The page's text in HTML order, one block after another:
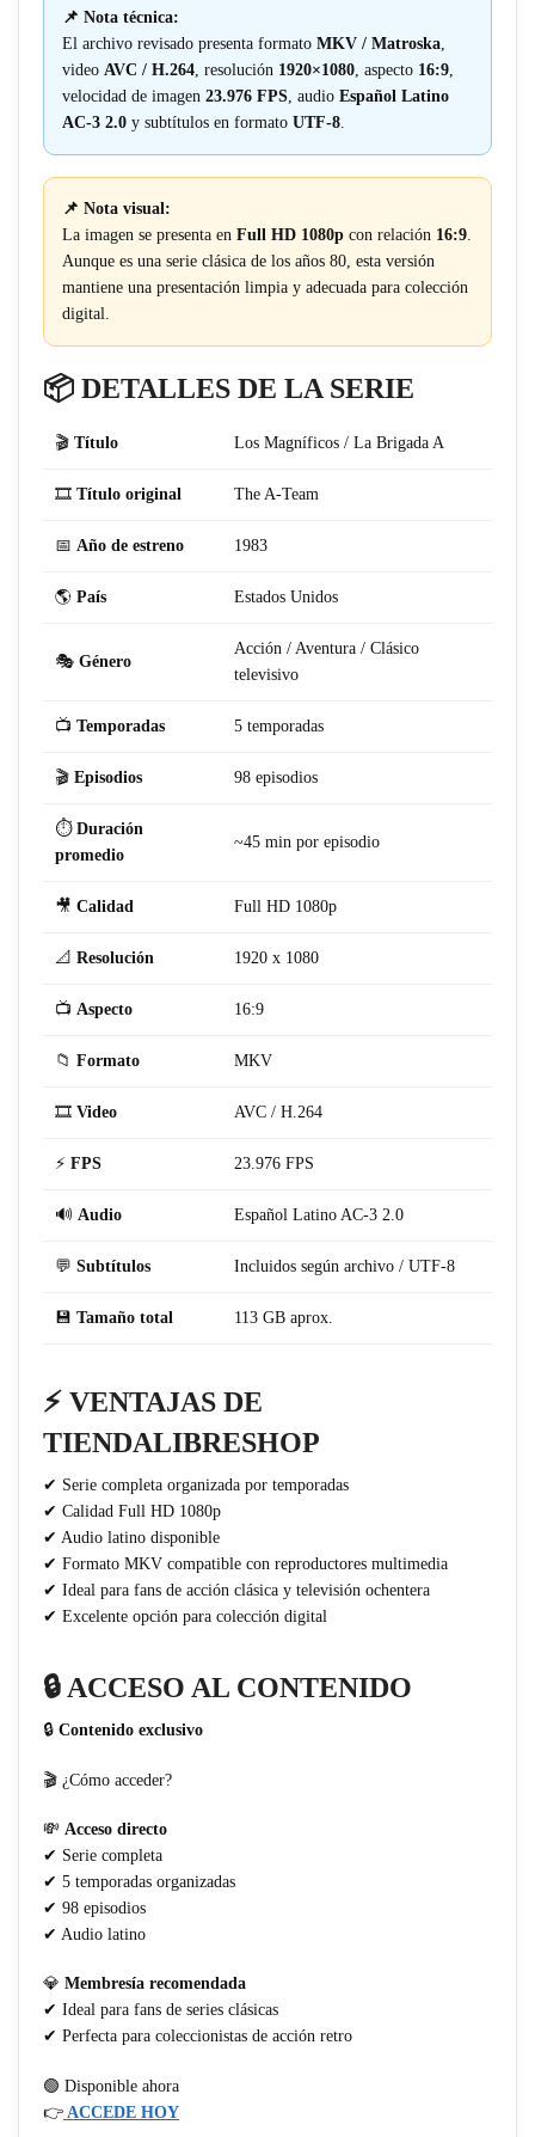
📌 Nota técnica:
El archivo revisado presenta formato MKV / Matroska,
video AVC / H.264, resolución 1920×1080, aspecto 16:9,
velocidad de imagen 23.976 FPS, audio Español Latino
AC-3 2.0 y subtítulos en formato UTF-8.
📌 Nota visual:
La imagen se presenta en Full HD 1080p con relación 16:9.
Aunque es una serie clásica de los años 80, esta versión
mantiene una presentación limpia y adecuada para colección
digital.
📦 DETALLES DE LA SERIE
🎬 Título Los Magníficos / La Brigada A
🎞️ Título original The A-Team
📅 Año de estreno 1983
🌎 País Estados Unidos
🎭 Género
Acción / Aventura / Clásico
televisivo
📺 Temporadas 5 temporadas
🎬 Episodios 98 episodios
⏱️ Duración
promedio
~45 min por episodio
🎥 Calidad Full HD 1080p
📐 Resolución 1920 x 1080
📺 Aspecto 16:9
📁 Formato MKV
🎞️ Video AVC / H.264
⚡ FPS 23.976 FPS
🔊 Audio Español Latino AC-3 2.0
💬 Subtítulos Incluidos según archivo / UTF-8
💾 Tamaño total 113 GB aprox.
⚡ VENTAJAS DE
TIENDALIBRESHOP
✔ Serie completa organizada por temporadas
✔ Calidad Full HD 1080p
✔ Audio latino disponible
✔ Formato MKV compatible con reproductores multimedia
✔ Ideal para fans de acción clásica y televisión ochentera
✔ Excelente opción para colección digital
🔒 ACCESO AL CONTENIDO
🔒 Contenido exclusivo
🎬 ¿Cómo acceder?
💸 Acceso directo
✔ Serie completa
✔ 5 temporadas organizadas
✔ 98 episodios
✔ Audio latino
💎 Membresía recomendada
✔ Ideal para fans de series clásicas
✔ Perfecta para coleccionistas de acción retro
🟢 Disponible ahora
👉 ACCEDE HOY